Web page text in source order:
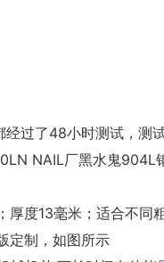
过了48小时测试，测
NAIL厂黑水鬼
厚度13毫米；适合不同
定制，如图所示